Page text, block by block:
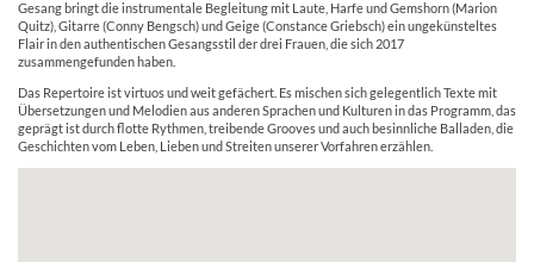
Gesang bringt die instrumentale Begleitung mit Laute, Harfe und Gemshorn (Marion
Quitz), Gitarre (Conny Bengsch) und Geige (Constance Griebsch) ein ungekünsteltes
Flair in den authentischen Gesangsstil der drei Frauen, die sich 2017
zusammengefunden haben.
Das Repertoire ist virtuos und weit gefächert. Es mischen sich gelegentlich Texte mit
Übersetzungen und Melodien aus anderen Sprachen und Kulturen in das Programm, das
geprägt ist durch flotte Rythmen, treibende Grooves und auch besinnliche Balladen, die
Geschichten vom Leben, Lieben und Streiten unserer Vorfahren erzählen.